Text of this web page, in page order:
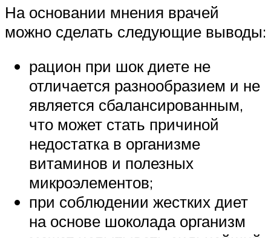
На основании мнения врачей
можно сделать следующие выводы:
рацион при шок диете не
отличается разнообразием и не
является сбалансированным,
что может стать причиной
недостатка в организме
витаминов и полезных
микроэлементов;
при соблюдении жестких диет
на основе шоколада организм